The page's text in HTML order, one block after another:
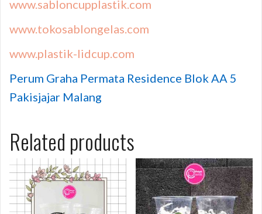
www.sabloncupplastik.com
www.tokosablongelas.com
www.plastik-lidcup.com
Perum Graha Permata Residence Blok AA 5
Pakisjajar Malang
Related products